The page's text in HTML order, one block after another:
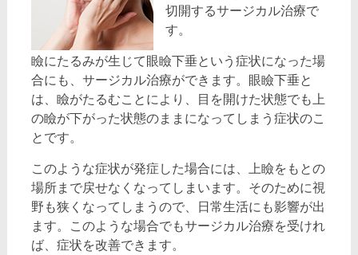
切開するサージカル治療で
す。
瞼にたるみが生じて眼瞼下垂という症状になった場
合にも、サージカル治療ができます。眼瞼下垂と
は、瞼がたるむことにより、目を開けた状態でも上
の瞼が下がった状態のままになってしまう症状のこ
とです。
このような症状が発症した場合には、上瞼をもとの
場所まで戻せなくなってしまいます。そのために視
野も狭くなってしまうので、日常生活にも影響が出
ます。このような場合でもサージカル治療を受けれ
ば、症状を改善できます。